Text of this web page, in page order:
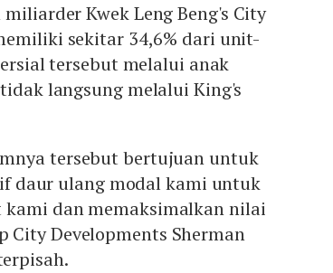
Kwek Leng Beng's City
sekitar 34,6% dari unit-
tersebut melalui anak
langsung melalui King's
tersebut bertujuan untuk
daur ulang modal kami untuk
dan memaksimalkan nilai
City Developments Sherman